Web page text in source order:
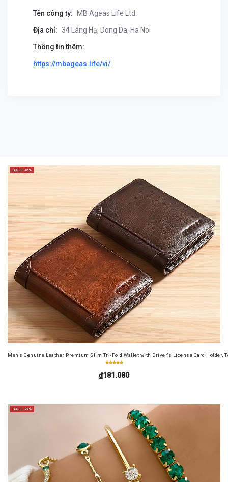
Tên công ty: MB Ageas Life Ltd.
Địa chỉ: 34 Láng Hạ, Dong Da, Ha Noi
Thông tin thêm:
https://mbageas.life/vi/
SALE -45%
Men's Genuine Leather Premium Slim Tri-Fold Wallet with Driver's License Card Holder,
₫181.080
SALE -27%